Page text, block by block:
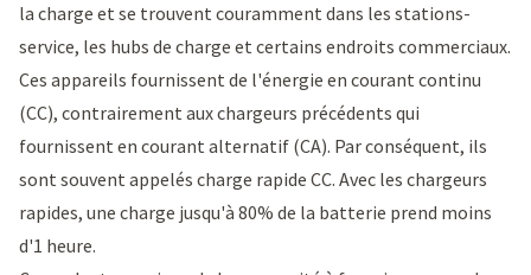
la charge et se trouvent couramment dans les stations-
service, les hubs de charge et certains endroits commerciaux.
Ces appareils fournissent de l'énergie en courant continu
(CC), contrairement aux chargeurs précédents qui
fournissent en courant alternatif (CA). Par conséquent, ils
sont souvent appelés charge rapide CC. Avec les chargeurs
rapides, une charge jusqu'à 80% de la batterie prend moins
d'1 heure.